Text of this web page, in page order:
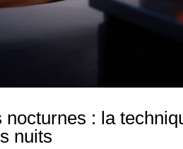
: la
nuits